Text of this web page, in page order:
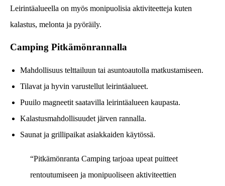
Leirintäalueella on myös monipuolisia aktiviteetteja kuten
kalastus, melonta ja pyöräily.
Camping Pitkämönrannalla
Mahdollisuus telttailuun tai asuntoautolla matkustamiseen.
Tilavat ja hyvin varustellut leirintäalueet.
Puuilo magneetit saatavilla leirintäalueen kaupasta.
Kalastusmahdollisuudet järven rannalla.
Saunat ja grillipaikat asiakkaiden käytössä.
“Pitkämönranta Camping tarjoaa upeat puitteet
rentoutumiseen ja monipuoliseen aktiviteettien